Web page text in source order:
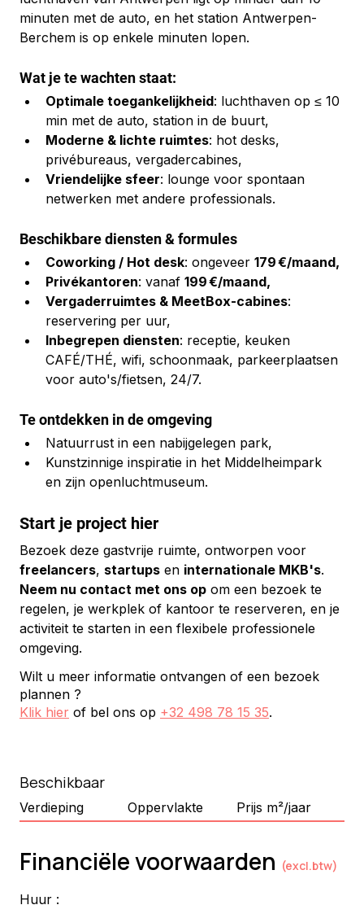
minuten met de auto, en het station Antwerpen-
Berchem is op enkele minuten lopen.
Wat je te wachten staat:
Optimale toegankelijkheid: luchthaven op ≤ 10
min met de auto, station in de buurt,
Moderne & lichte ruimtes: hot desks,
privébureaus, vergadercabines,
Vriendelijke sfeer: lounge voor spontaan
netwerken met andere professionals.
Beschikbare diensten & formules
Coworking / Hot desk: ongeveer 179 €/maand,
Privékantoren: vanaf 199 €/maand,
Vergaderruimtes & MeetBox-cabines:
reservering per uur,
Inbegrepen diensten: receptie, keuken
CAFÉ/THÉ, wifi, schoonmaak, parkeerplaatsen
voor auto's/fietsen, 24/7.
Te ontdekken in de omgeving
Natuurrust in een nabijgelegen park,
Kunstzinnige inspiratie in het Middelheimpark
en zijn openluchtmuseum.
Start je project hier
Bezoek deze gastvrije ruimte, ontworpen voor
freelancers, startups en internationale MKB's.
Neem nu contact met ons op om een bezoek te
regelen, je werkplek of kantoor te reserveren, en je
activiteit te starten in een flexibele professionele
omgeving.
Wilt u meer informatie ontvangen of een bezoek
plannen ?
Klik hier of bel ons op +32 498 78 15 35.
Beschikbaar
Verdieping Oppervlakte Prijs m²/jaar
Financiële voorwaarden (excl.btw)
Huur :